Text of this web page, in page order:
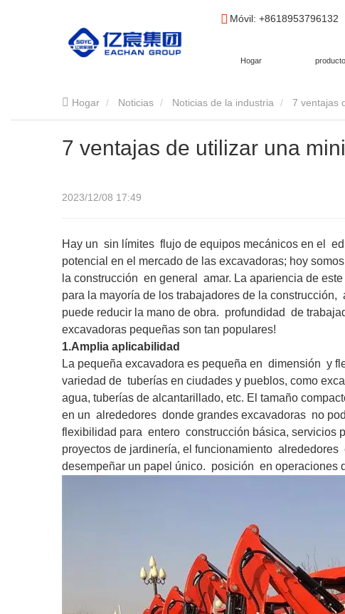
Hogar
Móvil: +8618953796132
Hogar Noticias Noticias de la industria 7 ventajas
7 ventajas de utilizar una
2023/12/08 17:49
Hay un sin límites flujo de equipos mecánicos en el
potencial en el mercado de las excavadoras; hoy somos
la construcción en general amar. La apariencia de
para la mayoría de los trabajadores de la construcción,
puede reducir la mano de obra. profundidad de
excavadoras pequeñas son tan populares!
1.Amplia aplicabilidad
La pequeña excavadora es pequeña en dimensión y
variedad de tuberías en ciudades y pueblos, como
agua, tuberías de alcantarillado, etc. El tamaño
en un alrededores donde grandes excavadoras no
flexibilidad para entero construcción básica, servicios
proyectos de jardinería, el funcionamiento alrededores
desempeñar un papel único. posición en operaciones